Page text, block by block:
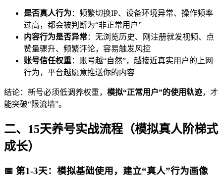
是否真人行为 ：频繁切换IP、设备环境异常、操作频率
过高，都会被判断为“非正常用户”
内容行为是否异常：无浏览历史、刚注册就发视频、点
赞量骤升、频繁评论，容易触发风控
账号信任权重：账号越“自然”，越接近真实用户的上网
行为，平台越愿意推送你的内容
结论：新号必须低调养权重， 模拟“正常用户”的使用轨迹，才
能突破“限流墙”。
二、15天养号实战流程（模拟真人阶梯式
成长）
📅 第1-3天：模拟基础使用，建立“真人”行为画像